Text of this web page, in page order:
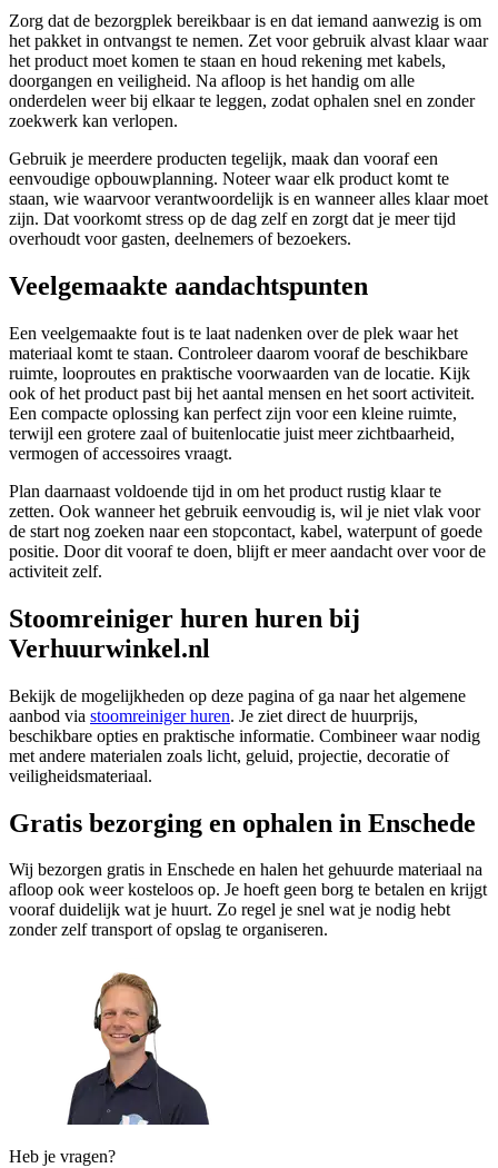
Zorg dat de bezorgplek bereikbaar is en dat iemand aanwezig is om
het pakket in ontvangst te nemen. Zet voor gebruik alvast klaar waar
het product moet komen te staan en houd rekening met kabels,
doorgangen en veiligheid. Na afloop is het handig om alle
onderdelen weer bij elkaar te leggen, zodat ophalen snel en zonder
zoekwerk kan verlopen.
Gebruik je meerdere producten tegelijk, maak dan vooraf een
eenvoudige opbouwplanning. Noteer waar elk product komt te
staan, wie waarvoor verantwoordelijk is en wanneer alles klaar moet
zijn. Dat voorkomt stress op de dag zelf en zorgt dat je meer tijd
overhoudt voor gasten, deelnemers of bezoekers.
Veelgemaakte aandachtspunten
Een veelgemaakte fout is te laat nadenken over de plek waar het
materiaal komt te staan. Controleer daarom vooraf de beschikbare
ruimte, looproutes en praktische voorwaarden van de locatie. Kijk
ook of het product past bij het aantal mensen en het soort activiteit.
Een compacte oplossing kan perfect zijn voor een kleine ruimte,
terwijl een grotere zaal of buitenlocatie juist meer zichtbaarheid,
vermogen of accessoires vraagt.
Plan daarnaast voldoende tijd in om het product rustig klaar te
zetten. Ook wanneer het gebruik eenvoudig is, wil je niet vlak voor
de start nog zoeken naar een stopcontact, kabel, waterpunt of goede
positie. Door dit vooraf te doen, blijft er meer aandacht over voor de
activiteit zelf.
Stoomreiniger huren huren bij
Verhuurwinkel.nl
Bekijk de mogelijkheden op deze pagina of ga naar het algemene
aanbod via stoomreiniger huren. Je ziet direct de huurprijs,
beschikbare opties en praktische informatie. Combineer waar nodig
met andere materialen zoals licht, geluid, projectie, decoratie of
veiligheidsmateriaal.
Gratis bezorging en ophalen in Enschede
Wij bezorgen gratis in Enschede en halen het gehuurde materiaal na
afloop ook weer kosteloos op. Je hoeft geen borg te betalen en krijgt
vooraf duidelijk wat je huurt. Zo regel je snel wat je nodig hebt
zonder zelf transport of opslag te organiseren.
Heb je vragen?